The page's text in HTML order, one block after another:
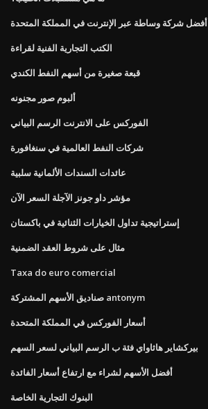
أفضل شركة وساطة عبر الإنترنت في المملكة المتحدة
الكتب التجارية الفنية لقراءة
قبعة صغيرة من أسهم النفط الكندي
ألبوم صور مجنونه
الفوركس على الانترنت الرسم البياني
شركات النفط العالمية في سنغافورة
عائدات السندات الألمانية سلبية
مؤشر داو جونز الآجلة السعر الآن
إستراتيجية تداول الخيارات الثنائية في باكستان
مثال على شروط العقد الضمنية
Taxa do euro comercial
صناديق الأسهم المشتركة antonym
أسعار الفوركس في المملكة المتحدة
بيركشاير هاثاواي فئة ب الرسم البياني لسعر السهم
أفضل الأسهم لشراء مع ارتفاع أسعار الفائدة
البنوك التجارية الخاصة